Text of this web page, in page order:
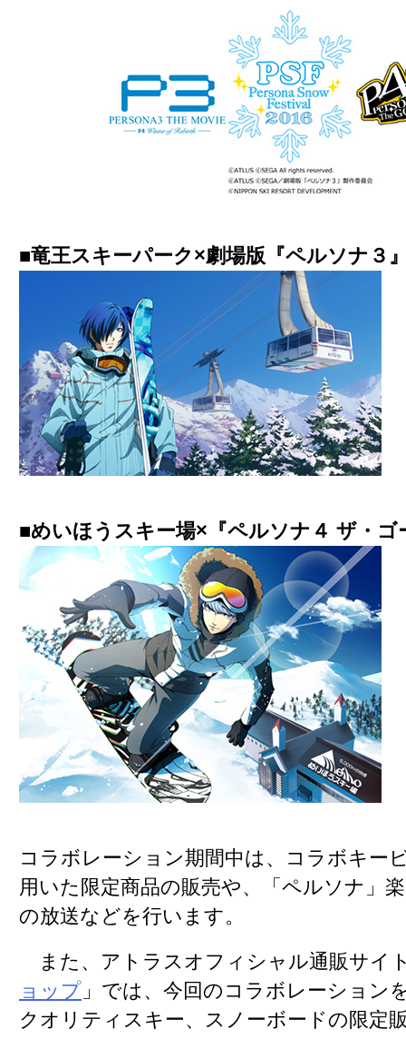
■竜王スキーパーク×劇場版『ペルソナ３
■めいほうスキー場×『ペルソナ４ ザ・ゴ
コラボレーション期間中は、コラボキー
用いた限定商品の販売や、「ペルソナ」
の放送などを行います。
また、アトラスオフィシャル通販サイ
ョップ 」では、今回のコラボレーション
クオリティスキー、スノーボードの限定